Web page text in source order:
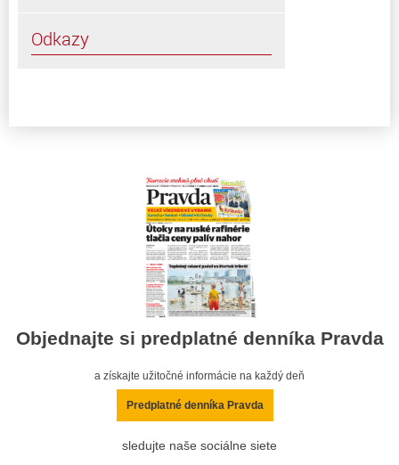
Odkazy
Objednajte si predplatné denníka Pravda
a získajte užitočné informácie na každý deň
Predplatné denníka Pravda
sledujte naše sociálne siete